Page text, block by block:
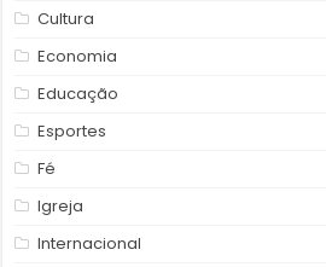
Cultura
Economia
Educação
Esportes
Fé
Igreja
Internacional